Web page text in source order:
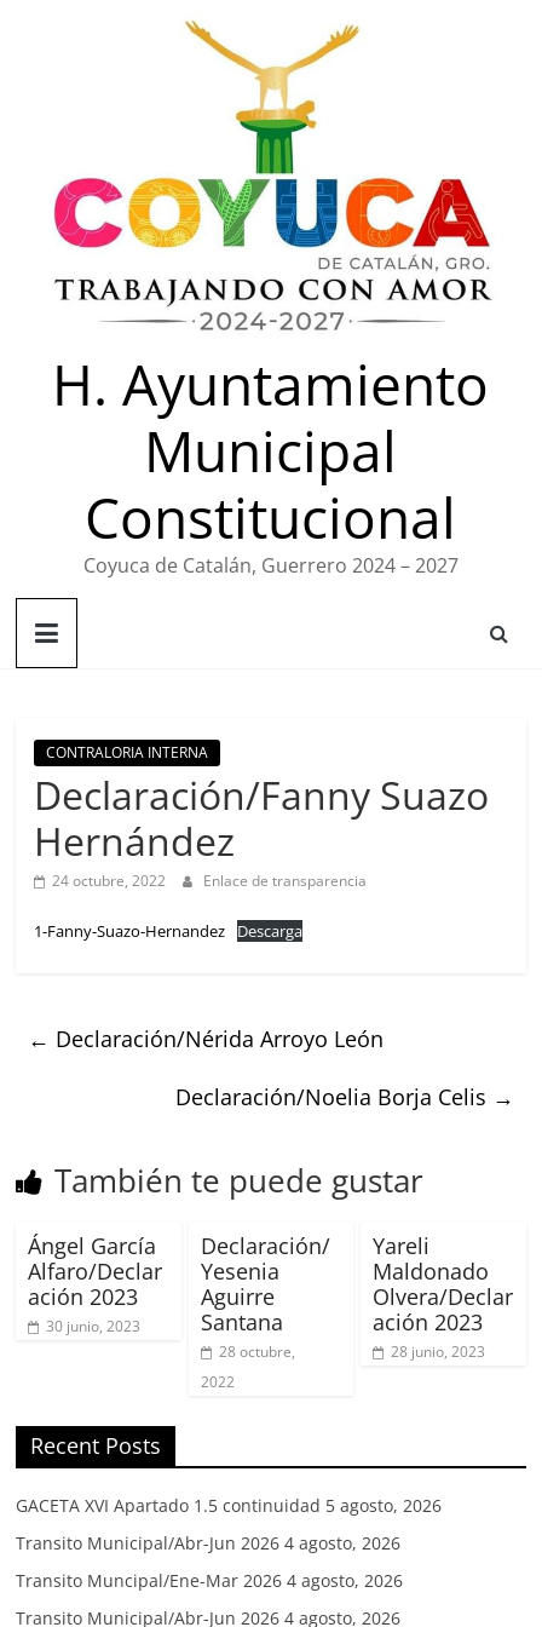
H. Ayuntamiento
Municipal
Constitucional
Coyuca de Catalán, Guerrero 2024 – 2027
CONTRALORIA INTERNA
Declaración/Fanny Suazo
Hernández
24 octubre, 2022 Enlace de transparencia
1-Fanny-Suazo-Hernandez Descarga
← Declaración/Nérida Arroyo León
Declaración/Noelia Borja Celis →
También te puede gustar
Ángel García
Alfaro/Declar
ación 2023
30 junio, 2023
Declaración/
Yesenia
Aguirre
Santana
28 octubre,
2022
Yareli
Maldonado
Olvera/Declar
ación 2023
28 junio, 2023
Recent Posts
GACETA XVI Apartado 1.5 continuidad 5 agosto, 2026
Transito Municipal/Abr-Jun 2026 4 agosto, 2026
Transito Muncipal/Ene-Mar 2026 4 agosto, 2026
Transito Municipal/Abr-Jun 2026 4 agosto, 2026